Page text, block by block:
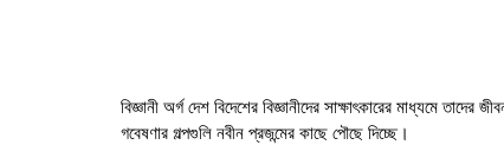
বিজ্ঞানী অর্গ দেশ বিদেশের বিজ্ঞানীদের সাক্ষাৎকারের মাধ্যমে তাদের
গবেষণার গল্পগুলি নবীন প্রজন্মের কাছে পৌছে দিচ্ছে।